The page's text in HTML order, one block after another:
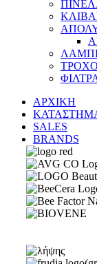
ΑΡΧΙΚΗ
SALES
BRANDS